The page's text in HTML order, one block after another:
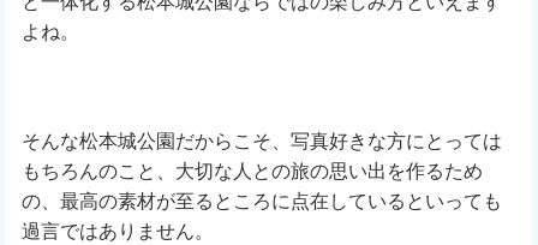
よね。
そんな松本城公園だからこそ、写真好きな方にとっては
もちろんのこと、大切な人との旅の思い出を作るため
の、最高の素材が至るところに点在しているといっても
過言ではありません。